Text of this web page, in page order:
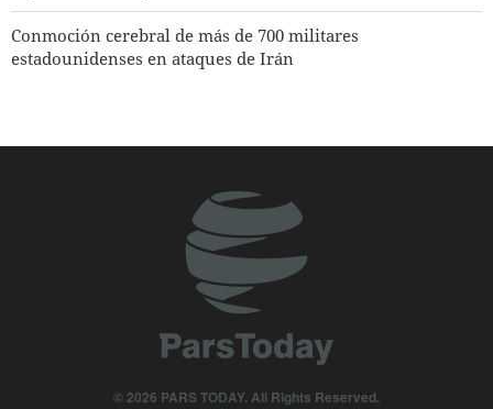
Conmoción cerebral de más de 700 militares
estadounidenses en ataques de Irán
del estrecho de Ormuz está sujeta a la aceptación de
condiciones por parte de Irán
Ministro de Defensa de Pakistán: La unidad entre los países
islámicos contra el régimen sionista es esencial
Araqchi a los vecinos: Ha llegado el momento de la
autosuficiencia y la verdadera hermandad
© 2026 PARS TODAY. All Rights Reserved.